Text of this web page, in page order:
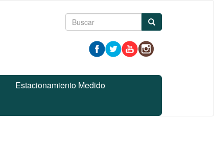
Formulario
búsqueda
Estacionamiento Medido